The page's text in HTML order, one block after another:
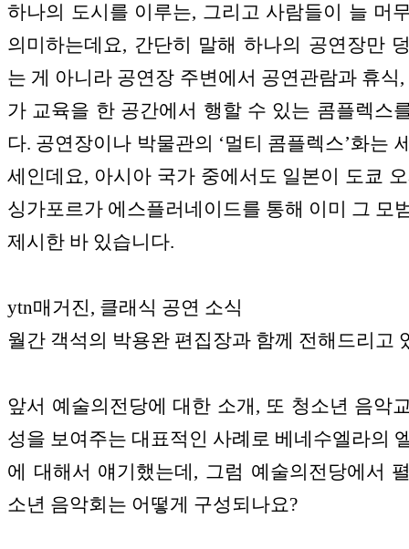
하나의 도시를 이루는, 그리고 사람들이 늘 머
의미하는데요, 간단히 말해 하나의 공연장만
는 게 아니라 공연장 주변에서 공연관람과 휴식
가 교육을 한 공간에서 행할 수 있는 콤플렉스
다. 공연장이나 박물관의 ‘멀티 콤플렉스’화는
세인데요, 아시아 국가 중에서도 일본이 도쿄
싱가포르가 에스플러네이드를 통해 이미 그 모
제시한 바 있습니다.
ytn매거진, 클래식 공연 소식
월간 객석의 박용완 편집장과 함께 전해드리고
앞서 예술의전당에 대한 소개, 또 청소년 음악
성을 보여주는 대표적인 사례로 베네수엘라의
에 대해서 얘기했는데, 그럼 예술의전당에서
소년 음악회는 어떻게 구성되나요?